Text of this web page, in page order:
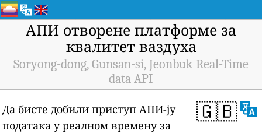
АПИ отворене платформе за
квалитет ваздуха
Soryong-dong, Gunsan-si, Jeonbuk Real-Time
data API
🇬🇧
Да бисте добили приступ АПИ-ју
података у реалном времену за